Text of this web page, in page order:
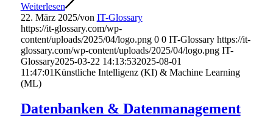
Weiterlesen
22. März 2025/von IT-Glossary
https://it-glossary.com/wp-
content/uploads/2025/04/logo.png 0 0 IT-Glossary https://it-
glossary.com/wp-content/uploads/2025/04/logo.png IT-
Glossary2025-03-22 14:13:532025-08-01
11:47:01Künstliche Intelligenz (KI) & Machine Learning
(ML)
Datenbanken & Datenmanagement